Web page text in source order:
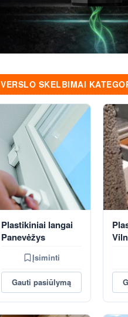
VERSLO SKELBIMAI
Plastikiniai langai
Panevėžys
Įsiminti
Gauti pasiūlymą